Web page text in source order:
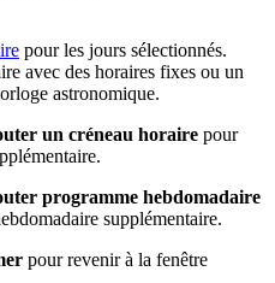
pour les jours sélectionnés.
avec des horaires fixes ou un
astronomique.
un créneau horaire pour
programme hebdomadaire
supplémentaire.
pour revenir à la fenêtre